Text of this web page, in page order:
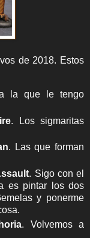
de 2018. Estos
la que le tengo
. Los sigmaritas
. Las que forman
. Sigo con el
es pintar los dos
y ponerme
. Volvemos a